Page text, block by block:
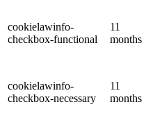
cookielawinfo-
checkbox-functional
11
months
cookielawinfo-
checkbox-necessary
11
months